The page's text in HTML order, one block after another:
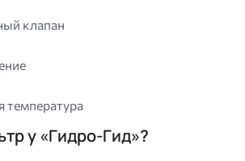
клапан
температура
у «Гидро-Гид»?